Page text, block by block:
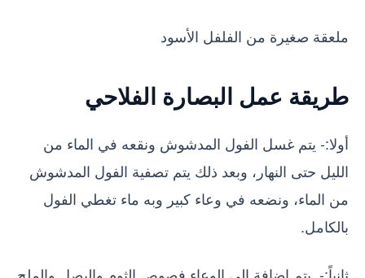
ملعقة صغيرة من الفلفل الأسود
طريقة عمل البصارة الفلاحي
أولا:- يتم غسل الفول المدشوش ونقعه في الماء من
الليل حتى النهار، وبعد ذلك يتم تصفية الفول المدشوش
من الماء، ونضعه في وعاء كبير وبه ماء تغطي الفول
بالكامل.